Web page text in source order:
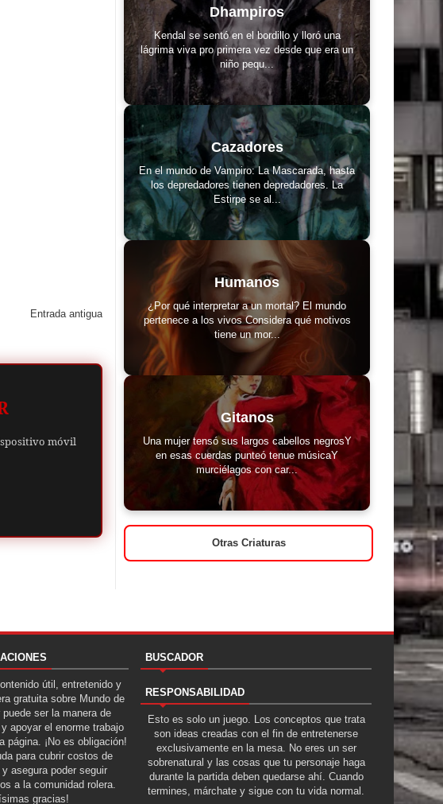
Entrada antigua
móvil
Dhampiros
Kendal se sentó en el bordillo y lloró una
lágrima viva pro primera vez desde que era un
niño pequ...
Cazadores
En el mundo de Vampiro: La Mascarada, hasta
los depredadores tienen depredadores. La
Estirpe se al...
Humanos
¿Por qué interpretar a un mortal? El mundo
pertenece a los vivos Considera qué motivos
tiene un mor...
Gitanos
Una mujer tensó sus largos cabellos negrosY
en esas cuerdas punteó tenue músicaY
murciélagos con car...
Otras Criaturas
útil, entretenido y
gratuita sobre Mundo de
ser la manera de
apoyar el enorme trabajo
página. ¡No es obligación!
para cubrir costos de
asegura poder seguir
a la comunidad rolera.
gracias!
BUSCADOR
RESPONSABILIDAD
Esto es solo un juego. Los conceptos que trata
son ideas creadas con el fin de entretenerse
exclusivamente en la mesa. No eres un ser
sobrenatural y las cosas que tu personaje haga
durante la partida deben quedarse ahí. Cuando
termines, márchate y sigue con tu vida normal.